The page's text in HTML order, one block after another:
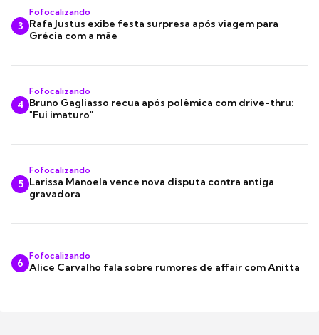
3
Fofocalizando
Rafa Justus exibe festa surpresa após viagem para
Grécia com a mãe
4
Fofocalizando
Bruno Gagliasso recua após polêmica com drive-thru:
"Fui imaturo"
5
Fofocalizando
Larissa Manoela vence nova disputa contra antiga
gravadora
6
Fofocalizando
Alice Carvalho fala sobre rumores de affair com Anitta